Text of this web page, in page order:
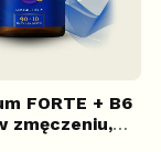
FORTE + B6
zmęczeniu,